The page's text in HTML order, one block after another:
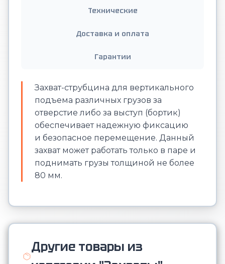
Технические
Доставка и оплата
Гарантии
Захват-струбцина для вертикального
подъема различных грузов за
отверстие либо за выступ (бортик)
обеспечивает надежную фиксацию
и безопасное перемещение. Данный
захват может работать только в паре и
поднимать грузы толщиной не более
80 мм.
Другие товары из